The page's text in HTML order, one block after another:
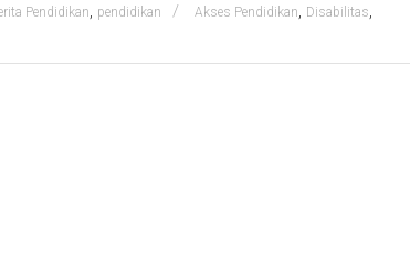
Pendidikan, pendidikan Akses Pendidikan, Disabilitas,